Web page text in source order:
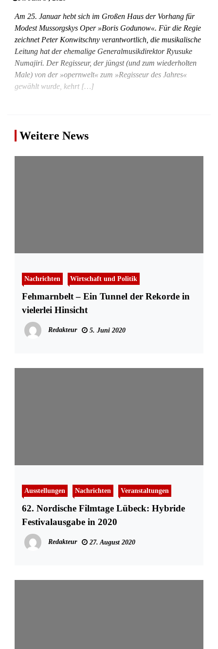
Am 25. Januar hebt sich im Großen Haus der Vorhang für
Modest Mussorgskys Oper »Boris Godunow«. Für die Regie
zeichnet Peter Konwitschny verantwortlich, die musikalische
Leitung hat der ehemalige Generalmusikdirektor Ryusuke
Numajiri. Der Regisseur, der jüngst (und zum wiederholten
Male) von der »opernwelt« zum »Regisseur des Jahres«
gewählt wurde, kehrt […]
Weitere News
Nachrichten Wirtschaft und Politik
Fehmarnbelt – Ein Tunnel der Rekorde in
vielerlei Hinsicht
Redakteur 5. Juni 2020
Ausstellungen Nachrichten Veranstaltungen
62. Nordische Filmtage Lübeck: Hybride
Festivalausgabe in 2020
Redakteur 27. August 2020